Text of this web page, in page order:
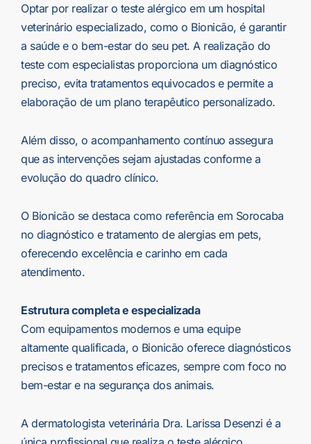
Optar por realizar o teste alérgico em um hospital
veterinário especializado, como o Bionicão, é garantir
a saúde e o bem-estar do seu pet. A realização do
teste com especialistas proporciona um diagnóstico
preciso, evita tratamentos equivocados e permite a
elaboração de um plano terapêutico personalizado.
Além disso, o acompanhamento contínuo assegura
que as intervenções sejam ajustadas conforme a
evolução do quadro clínico.
O Bionicão se destaca como referência em Sorocaba
no diagnóstico e tratamento de alergias em pets,
oferecendo excelência e carinho em cada
atendimento.
Estrutura completa e especializada
Com equipamentos modernos e uma equipe
altamente qualificada, o Bionicão oferece diagnósticos
precisos e tratamentos eficazes, sempre com foco no
bem-estar e na segurança dos animais.
A dermatologista veterinária Dra. Larissa Desenzi é a